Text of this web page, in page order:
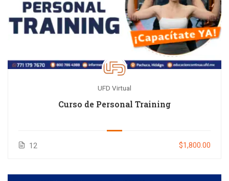
UFD Virtual
Curso de Personal Training
12 $1,800.00